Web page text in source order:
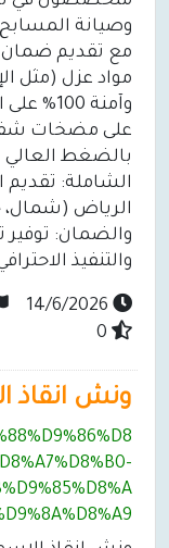
وصيانة
مع تقديم ضمان
مواد عزل (مثل
وآمنة
على مضخات
بالضغط العالي
الشاملة: تقديم
الرياض (شمال،
والضمان: توفير
والتنفيذ
ونش انقاذ